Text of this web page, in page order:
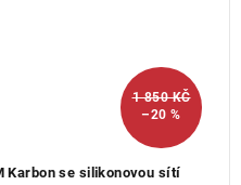
1 850 KČ
–20 %
Karbon se silikonovou sítí